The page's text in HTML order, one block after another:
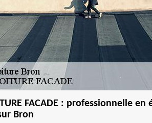
FACADE : professionnelle en
Bron